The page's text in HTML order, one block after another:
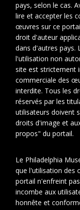
Cotes
extremes
pays, selon le cas.
lire et accepter les
œuvres sur ce
droit d'auteur
dans d'autres pays.
l'utilisation non
site est strictement
commerciale des
interdite. Tous les
réservés par les
utilisateurs doivent
droits d'image et
propos" du portail.
Le Philadelphia
que l'utilisation des
portail n'enfreint
incombe aux
honnête et